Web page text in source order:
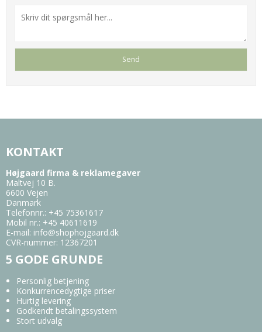
KONTAKT
Højgaard firma & reklamegaver
Maltvej 10 B.
6600 Vejen
Danmark
Telefonnr.: +45 75361617
Mobil nr.: +45 40611619
E-mail: info@shophojgaard.dk
CVR-nummer: 12367201
5 GODE GRUNDE
Personlig betjening
Konkurrencedygtige priser
Hurtig levering
Godkendt betalingssystem
Stort udvalg